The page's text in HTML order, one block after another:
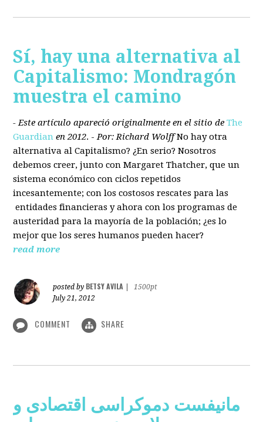
Sí, hay una alternativa al
Capitalismo: Mondragón
muestra el camino
- Este artículo apareció originalmente en el sitio deThe
Guardian en 2012. - Por: Richard Wolff No hay otra
alternativa al Capitalismo? ¿En serio? Nosotros
debemos creer, junto con Margaret Thatcher, que un
sistema económico con ciclos repetidos
incesantemente; con los costosos rescates para las
entidades financieras y ahora con los programas de
austeridad para la mayoría de la población; ¿es lo
mejor que los seres humanos pueden hacer?
read more
posted by BETSY AVILA
1500pt
July 21, 2012
COMMENT SHARE
مانیفست دموکراسی اقتصادی و